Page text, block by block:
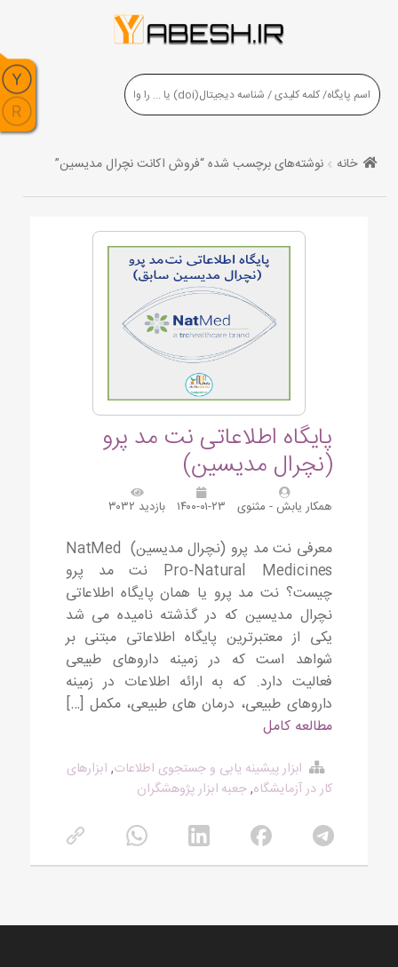
خانه نوشته‌های برچسب شده “فروش اکانت نچرال مدیسین”
پایگاه اطلاعاتی نت مد پرو
(نچرال مدیسین)
همکار یابش - مثنوی ۱۴۰۰-۰۱-۲۳ بازدید ۳۰۳۲
معرفی نت مد پرو (نچرال مدیسین) NatMed
Pro-Natural Medicines نت مد پرو
چیست؟ نت مد پرو یا همان پایگاه اطلاعاتی
نچرال مدیسین که در گذشته نامیده می شد
یکی از معتبرترین پایگاه اطلاعاتی مبتنی بر
شواهد است که در زمینه داروهای طبیعی
فعالیت دارد. که به ارائه اطلاعات در زمینه
داروهای طبیعی، درمان های طبیعی، مکمل […]
مطالعه کامل
ابزار پیشینه یابی و جستجوی اطلاعات, ابزارهای
کار در آزمایشگاه,جعبه ابزار پژوهشگران